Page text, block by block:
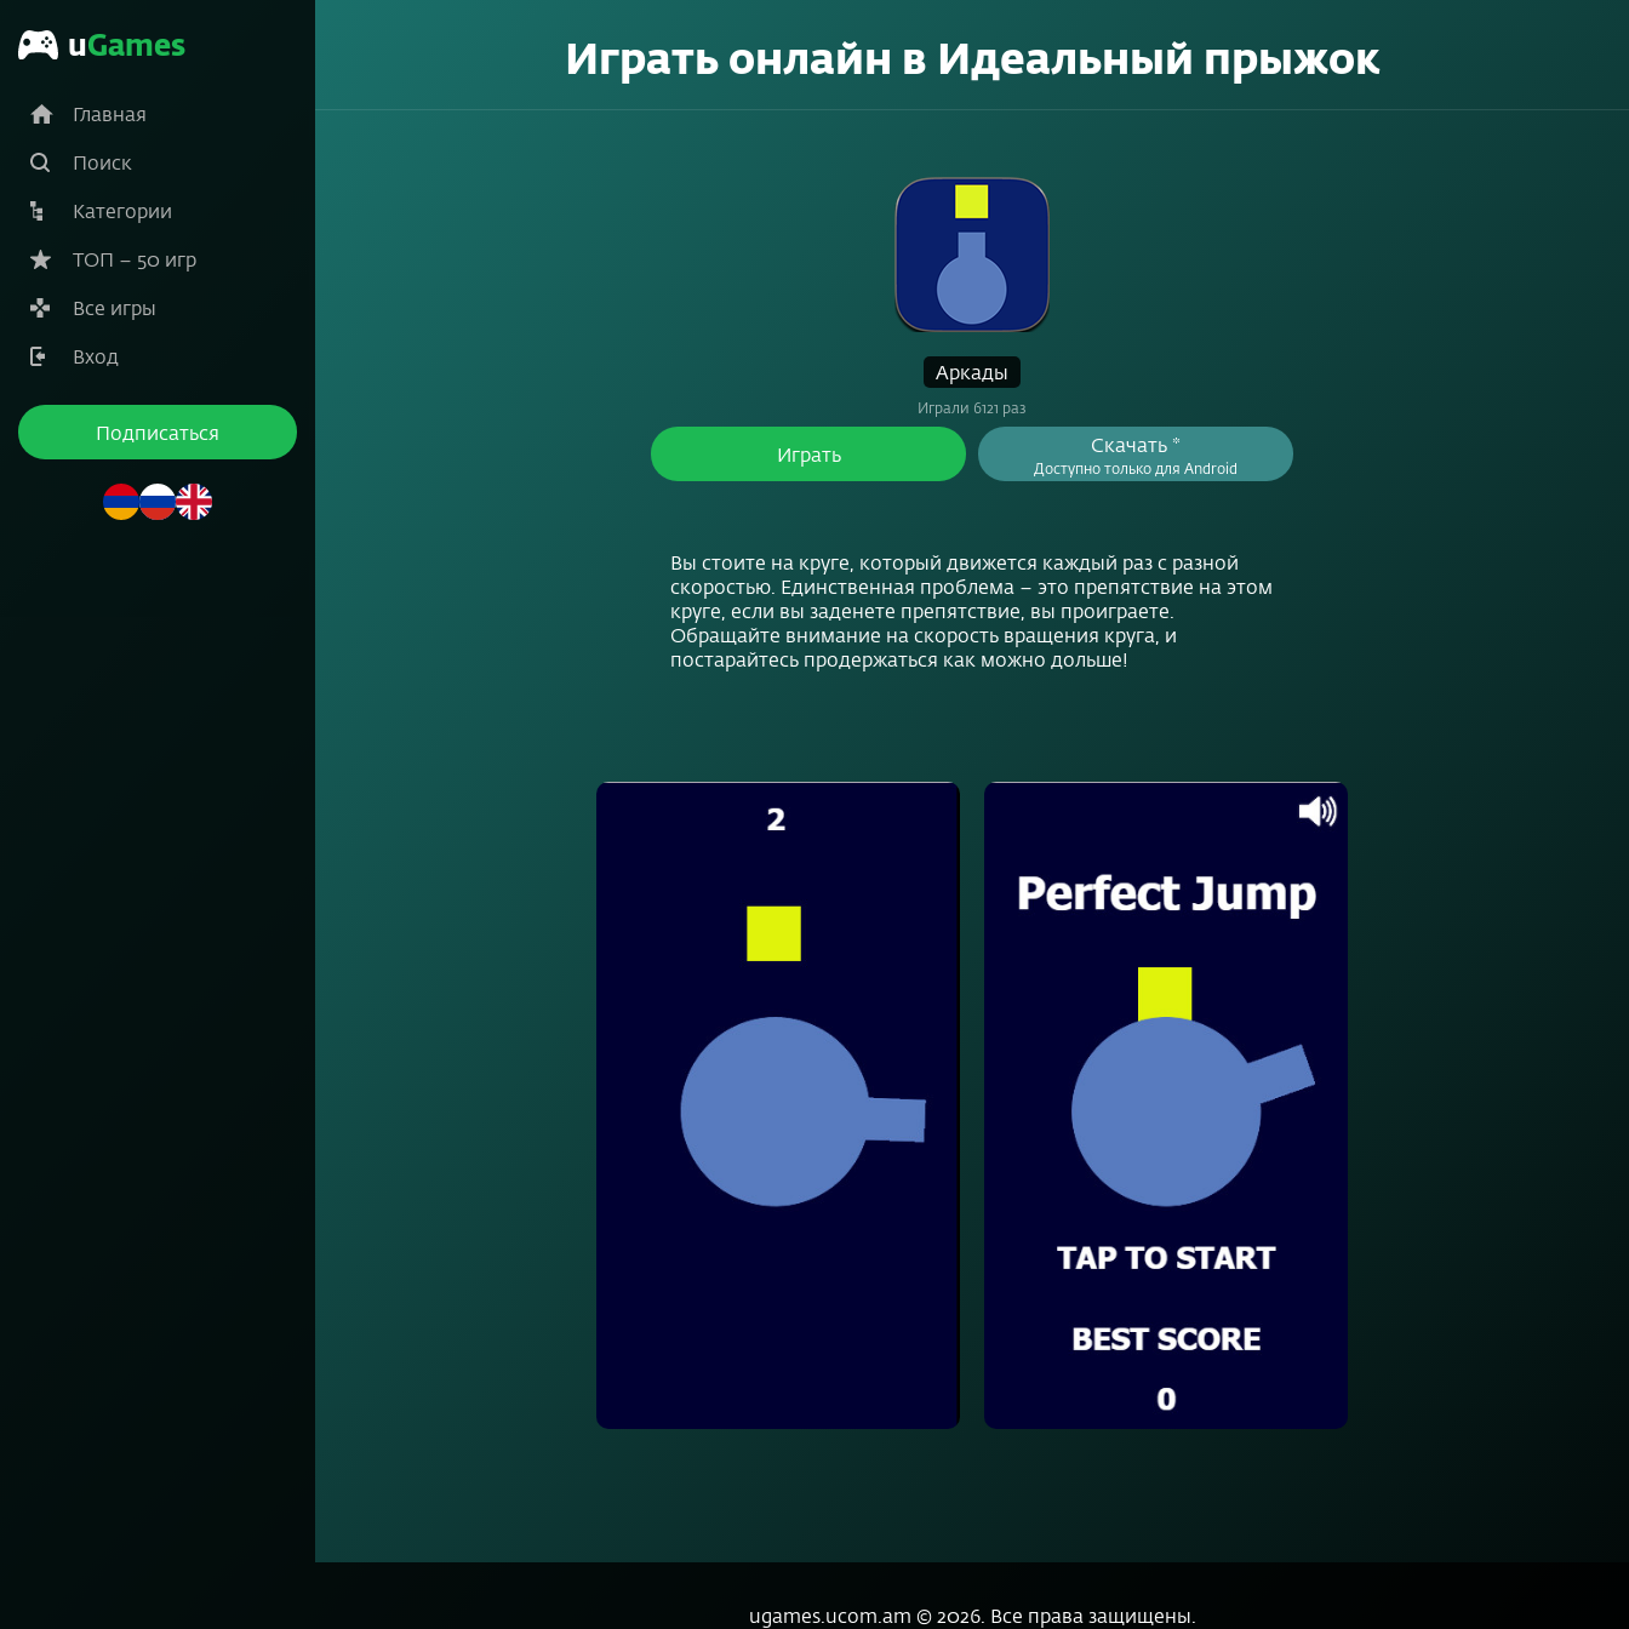
uGames
Главная
Поиск
Категории
ТОП – 50 игр
Все игры
Вход
Подписаться
Играть онлайн в Идеальный прыжок
Аркады
Играли 6121 раз
Играть Скачать *
Доступно только для Android
Вы стоите на круге, который движется каждый раз с разной
скоростью. Единственная проблема – это препятствие на этом
круге, если вы заденете препятствие, вы проиграете.
Обращайте внимание на скорость вращения круга, и
постарайтесь продержаться как можно дольше!
ugames.ucom.am © 2026. Все права защищены.